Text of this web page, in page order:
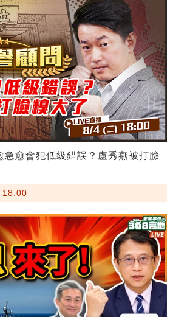
急愈會犯低級錯誤？盧秀燕被打臉
18:00